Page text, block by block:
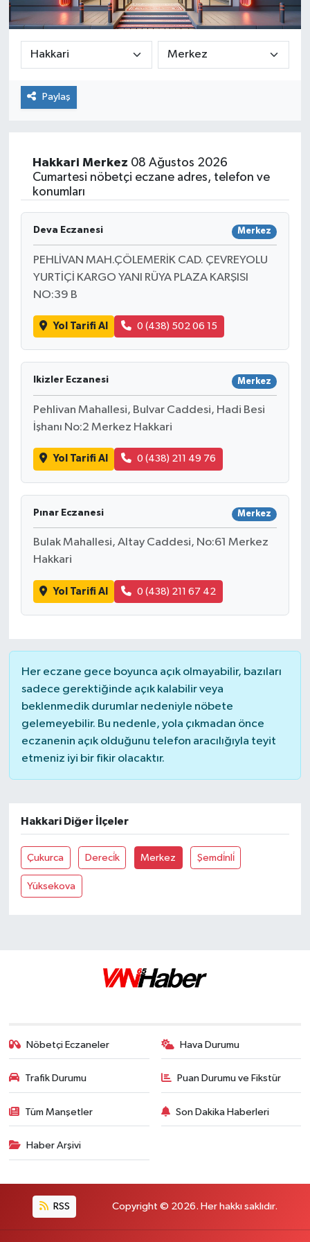
Paylaş
Hakkari Merkez 08 Ağustos 2026
Cumartesi nöbetçi eczane adres, telefon ve
konumları
Deva Eczanesi Merkez
PEHLİVAN MAH.ÇÖLEMERİK CAD. ÇEVREYOLU
YURTİÇİ KARGO YANI RÜYA PLAZA KARŞISI
NO:39 B
Yol Tarifi Al 0 (438) 502 06 15
Ikizler Eczanesi Merkez
Pehlivan Mahallesi, Bulvar Caddesi, Hadi Besi
İşhanı No:2 Merkez Hakkari
Yol Tarifi Al 0 (438) 211 49 76
Pınar Eczanesi Merkez
Bulak Mahallesi, Altay Caddesi, No:61 Merkez
Hakkari
Yol Tarifi Al 0 (438) 211 67 42
Her eczane gece boyunca açık olmayabilir, bazıları
sadece gerektiğinde açık kalabilir veya
beklenmedik durumlar nedeniyle nöbete
gelemeyebilir. Bu nedenle, yola çıkmadan önce
eczanenin açık olduğunu telefon aracılığıyla teyit
etmeniz iyi bir fikir olacaktır.
Hakkari Diğer İlçeler
Çukurca Dereci̇k Merkez Şemdi̇nli̇
Yüksekova
Nöbetçi Eczaneler Hava Durumu
Trafik Durumu Puan Durumu ve Fikstür
Tüm Manşetler Son Dakika Haberleri
Haber Arşivi
RSS Copyright © 2026. Her hakkı saklıdır.